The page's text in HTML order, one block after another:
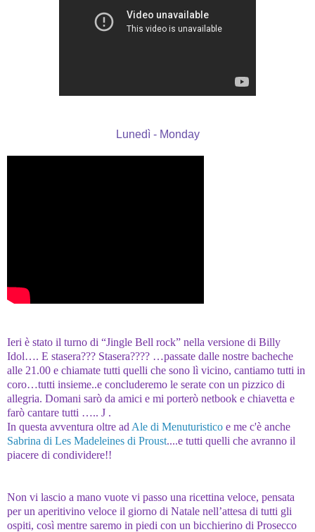
Lunedì - Monday
Ieri è stato il turno di “Jingle Bell rock” nella versione di Billy
Idol…. E stasera??? Stasera???? …passate dalle nostre bacheche
alle 21.00 e chiamate tutti quelli che sono lì vicino, cantiamo tutti in
coro…tutti insieme..e concluderemo le serate con un pizzico di
allegria. Domani sarò da amici e mi porterò netbook e chiavetta e
farò cantare tutti ….. J .
In questa avventura oltre ad Ale di Menuturistico e me c'è anche
Sabrina di Les Madeleines di Proust....e tutti quelli che avranno il
piacere di condividere!!
Non vi lascio a mano vuote vi passo una ricettina veloce, pensata
per un aperitivino veloce il giorno di Natale nell’attesa di tutti gli
ospiti, così mentre saremo in piedi con un bicchierino di Prosecco